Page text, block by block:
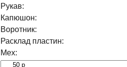
Рукав:
Капюшон:
Воротник:
Расклад пластин:
Мех: